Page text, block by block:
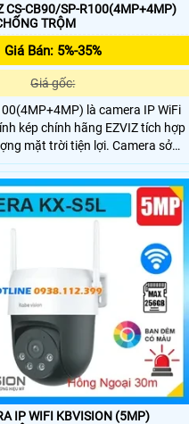
CS-CB90/SP-R100(4MP+4MP)
TRỘM
Giá Bán: 5%-35%
Giá gốc:
là camera IP WiFi
kép chính hãng EZVIZ tích hợp
mặt trời tiện lợi. Camera sở
cao (4MP+4MP) hỗ trợ quay
chiều, phát hiện con người và
tầm nhìn hồng ngoại 35m full
hỗ trợ khe thẻ nhớ lên đến
IP WIFI KBVISION (5MP)